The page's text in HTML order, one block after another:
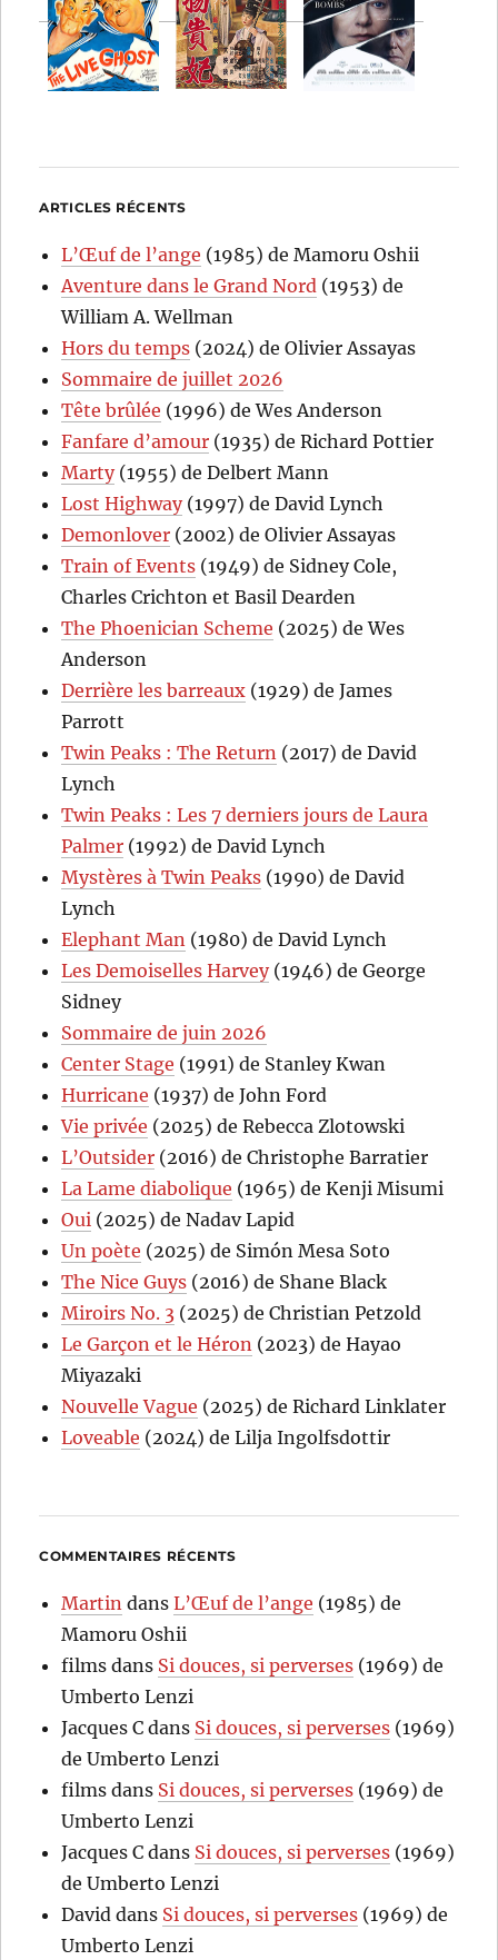
ARTICLES RÉCENTS
L’Œuf de l’ange (1985) de Mamoru Oshii
Aventure dans le Grand Nord (1953) de
William A. Wellman
Hors du temps (2024) de Olivier Assayas
Sommaire de juillet 2026
Tête brûlée (1996) de Wes Anderson
Fanfare d’amour (1935) de Richard Pottier
Marty(1955) de Delbert Mann
Lost Highway(1997) de David Lynch
Demonlover (2002) de Olivier Assayas
Train of Events (1949) de Sidney Cole,
Charles Crichton et Basil Dearden
The Phoenician Scheme (2025) de Wes
Anderson
Derrière les barreaux (1929) de James
Parrott
Twin Peaks : The Return (2017) de David
Lynch
Twin Peaks : Les 7 derniers jours de Laura
Palmer (1992) de David Lynch
Mystères à Twin Peaks (1990) de David
Lynch
Elephant Man (1980) de David Lynch
Les Demoiselles Harvey(1946) de George
Sidney
Sommaire de juin 2026
Center Stage (1991) de Stanley Kwan
Hurricane (1937) de John Ford
Vie privée (2025) de Rebecca Zlotowski
L’Outsider (2016) de Christophe Barratier
La Lame diabolique (1965) de Kenji Misumi
Oui (2025) de Nadav Lapid
Un poète (2025) de Simón Mesa Soto
The Nice Guys (2016) de Shane Black
Miroirs No. 3 (2025) de Christian Petzold
Le Garçon et le Héron (2023) de Hayao
Miyazaki
Nouvelle Vague (2025) de Richard Linklater
Loveable (2024) de Lilja Ingolfsdottir
COMMENTAIRES RÉCENTS
Martin dansL’Œuf de l’ange (1985) de
Mamoru Oshii
films dans Si douces, si perverses (1969) de
Umberto Lenzi
Jacques C dans Si douces, si perverses (1969)
de Umberto Lenzi
films dans Si douces, si perverses (1969) de
Umberto Lenzi
Jacques C dans Si douces, si perverses (1969)
de Umberto Lenzi
David dans Si douces, si perverses (1969) de
Umberto Lenzi